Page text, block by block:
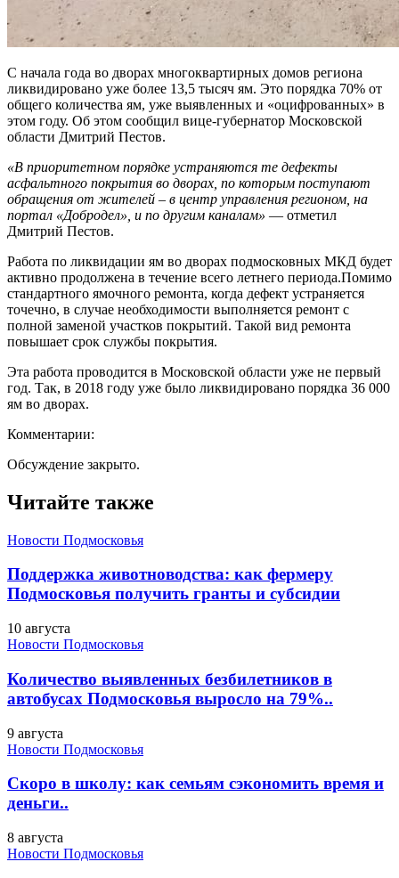
С начала года во дворах многоквартирных домов региона
ликвидировано уже более 13,5 тысяч ям. Это порядка 70% от
общего количества ям, уже выявленных и «оцифрованных» в
этом году. Об этом сообщил вице-губернатор Московской
области Дмитрий Пестов.
«В приоритетном порядке устраняются те дефекты
асфальтного покрытия во дворах, по которым поступают
обращения от жителей – в центр управления регионом, на
портал «Добродел», и по другим каналам» — отметил
Дмитрий Пестов.
Работа по ликвидации ям во дворах подмосковных МКД будет
активно продолжена в течение всего летнего периода.Помимо
стандартного ямочного ремонта, когда дефект устраняется
точечно, в случае необходимости выполняется ремонт с
полной заменой участков покрытий. Такой вид ремонта
повышает срок службы покрытия.
Эта работа проводится в Московской области уже не первый
год. Так, в 2018 году уже было ликвидировано порядка 36 000
ям во дворах.
Комментарии:
Обсуждение закрыто.
Читайте также
Новости Подмосковья
Поддержка животноводства: как фермеру
Подмосковья получить гранты и субсидии
10 августа
Новости Подмосковья
Количество выявленных безбилетников в
автобусах Подмосковья выросло на 79%..
9 августа
Новости Подмосковья
Скоро в школу: как семьям сэкономить время и
деньги..
8 августа
Новости Подмосковья